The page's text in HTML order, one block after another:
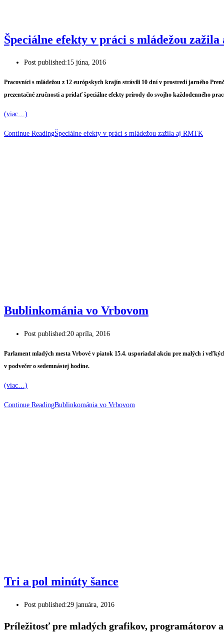
Špeciálne efekty v práci s mládežou
Post published:15 júna, 2016
Pracovníci s mládežou z 12 európskych krajín strávili 10 dní v prostredí jarného
prezentačné zručnosti a pridať špeciálne efekty prírody do svojho každodenného
(viac…)
Continue ReadingŠpeciálne efekty v práci s mládežou zažila aj RMTK
Bublinkománia vo Vrbovom
Post published:20 apríla, 2016
Parlament mladých mesta Vrbové v piatok 15.4. usporiadal akciu pre malých i
v podvečer o sedemnástej hodine.
(viac…)
Continue ReadingBublinkománia vo Vrbovom
Tri a pol minúty šance
Post published:29 januára, 2016
Príležitosť pre mladých grafikov, programátorov